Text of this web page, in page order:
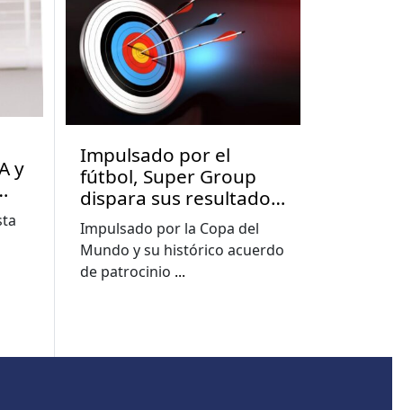
y
Impulsado por el
fútbol, Super Group
dispara sus resultados
en el segundo
trimestre y mejora sus
previsiones para 2026
Impulsado por la Copa del
Mundo y su histórico acuerdo
de patrocinio ...